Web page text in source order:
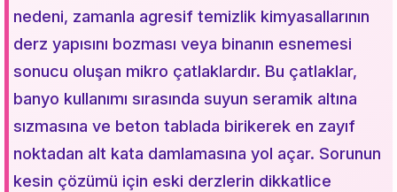
nedeni, zamanla agresif temizlik kimyasallarının
derz yapısını bozması veya binanın esnemesi
sonucu oluşan mikro çatlaklardır. Bu çatlaklar,
banyo kullanımı sırasında suyun seramik altına
sızmasına ve beton tablada birikerek en zayıf
noktadan alt kata damlamasına yol açar. Sorunun
kesin çözümü için eski derzlerin dikkatlice